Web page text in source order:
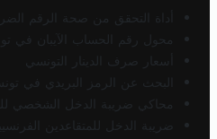
أداة التحقق من صحة الرقم
محول رقم الحساب الآيبان في
أسعار صرف الدينار التونسي
البحث عن الرمز البريدي في
محاكي ضريبة الدخل الشخصي
ضريبة الدخل للمتقاعدين